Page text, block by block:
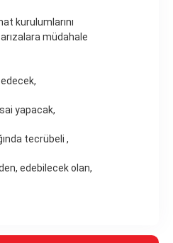
kurulumlarını
müdahale
yapacak,
tecrübeli ,
edebilecek olan,